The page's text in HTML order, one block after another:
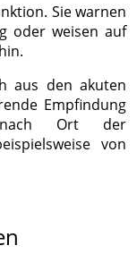
Sie warnen
oder weisen auf
aus den akuten
Empfindung
nach Ort der
von